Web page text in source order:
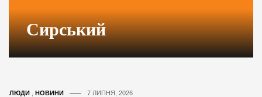
Сирський
ЛЮДИ НОВИНИ 7 ЛИПНЯ, 2026